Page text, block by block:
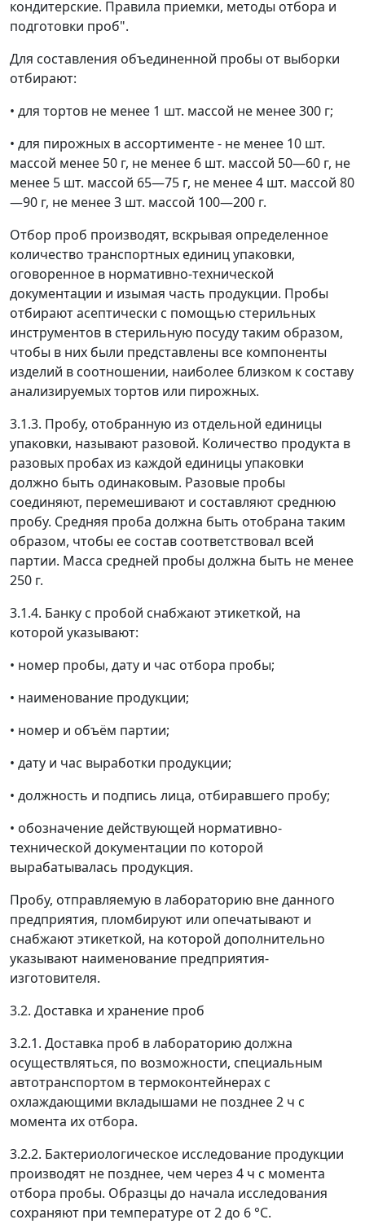
кондитерские. Правила приемки, методы отбора и
подготовки проб".
Для составления объединенной пробы от выборки
отбирают:
• для тортов не менее 1 шт. массой не менее 300 г;
• для пирожных в ассортименте - не менее 10 шт.
массой менее 50 г, не менее 6 шт. массой 50—60 г, не
менее 5 шт. массой 65—75 г, не менее 4 шт. массой 80
—90 г, не менее 3 шт. массой 100—200 г.
Отбор проб производят, вскрывая определенное
количество транспортных единиц упаковки,
оговоренное в нормативно-технической
документации и изымая часть продукции. Пробы
отбирают асептически с помощью стерильных
инструментов в стерильную посуду таким образом,
чтобы в них были представлены все компоненты
изделий в соотношении, наиболее близком к составу
анализируемых тортов или пирожных.
3.1.3. Пробу, отобранную из отдельной единицы
упаковки, называют разовой. Количество продукта в
разовых пробах из каждой единицы упаковки
должно быть одинаковым. Разовые пробы
соединяют, перемешивают и составляют среднюю
пробу. Средняя проба должна быть отобрана таким
образом, чтобы ее состав соответствовал всей
партии. Масса средней пробы должна быть не менее
250 г.
3.1.4. Банку с пробой снабжают этикеткой, на
которой указывают:
• номер пробы, дату и час отбора пробы;
• наименование продукции;
• номер и объём партии;
• дату и час выработки продукции;
• должность и подпись лица, отбиравшего пробу;
• обозначение действующей нормативно-
технической документации по которой
вырабатывалась продукция.
Пробу, отправляемую в лабораторию вне данного
предприятия, пломбируют или опечатывают и
снабжают этикеткой, на которой дополнительно
указывают наименование предприятия-
изготовителя.
3.2. Доставка и хранение проб
3.2.1. Доставка проб в лабораторию должна
осуществляться, по возможности, специальным
автотранспортом в термоконтейнерах с
охлаждающими вкладышами не позднее 2 ч с
момента их отбора.
3.2.2. Бактериологическое исследование продукции
производят не позднее, чем через 4 ч с момента
отбора пробы. Образцы до начала исследования
сохраняют при температуре от 2 до 6 °С.